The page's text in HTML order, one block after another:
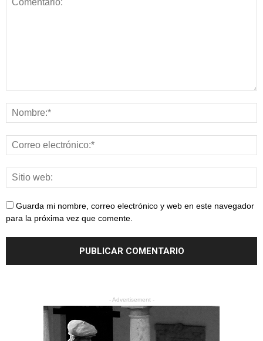
Guarda mi nombre, correo electrónico y web en este navegador
para la próxima vez que comente.
- Advertisement -